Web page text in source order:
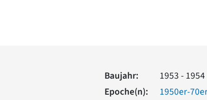
Baujahr:
1953 - 1954
Epoche(n):
1950er-